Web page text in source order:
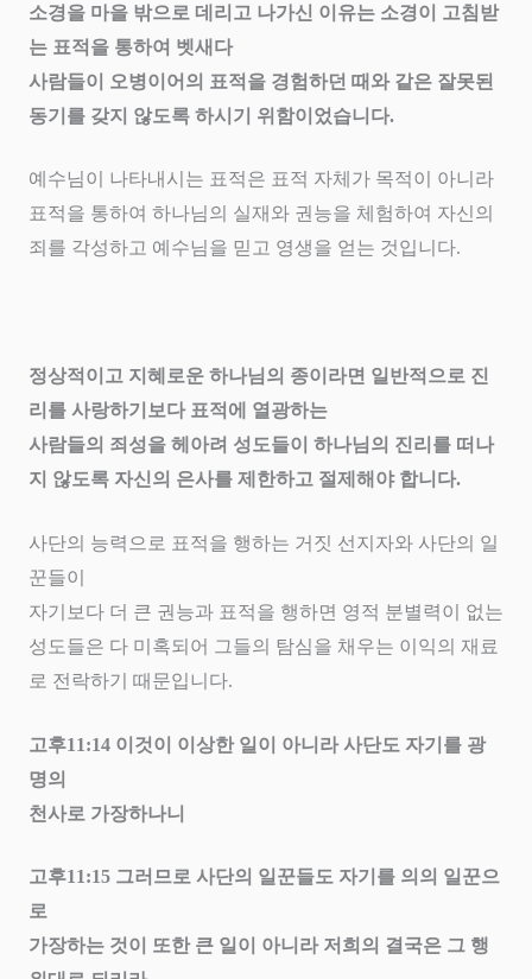
소경을 마을 밖으로 데리고 나가신 이유는 소경이 고침받
는 표적을 통하여 벳새다
사람들이 오병이어의 표적을 경험하던 때와 같은 잘못된
동기를 갖지 않도록 하시기 위함이었습니다.
예수님이 나타내시는 표적은 표적 자체가 목적이 아니라
표적을 통하여 하나님의 실재와 권능을 체험하여 자신의
죄를 각성하고 예수님을 믿고 영생을 얻는 것입니다.
정상적이고 지혜로운 하나님의 종이라면 일반적으로 진
리를 사랑하기보다 표적에 열광하는
사람들의 죄성을 헤아려 성도들이 하나님의 진리를 떠나
지 않도록 자신의 은사를 제한하고 절제해야 합니다.
사단의 능력으로 표적을 행하는 거짓 선지자와 사단의 일
꾼들이
자기보다 더 큰 권능과 표적을 행하면 영적 분별력이 없는
성도들은 다 미혹되어 그들의 탐심을 채우는 이익의 재료
로 전락하기 때문입니다.
고후11:14 이것이 이상한 일이 아니라 사단도 자기를 광
명의
천사로 가장하나니
고후11:15 그러므로 사단의 일꾼들도 자기를 의의 일꾼으
로
가장하는 것이 또한 큰 일이 아니라 저희의 결국은 그 행